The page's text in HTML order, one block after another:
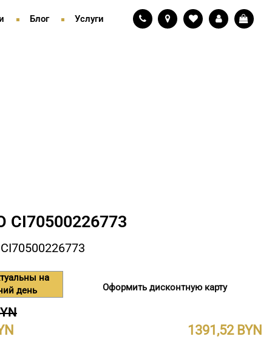
Блог Услуги
на
день
Оформить дисконтную карту
1391,52